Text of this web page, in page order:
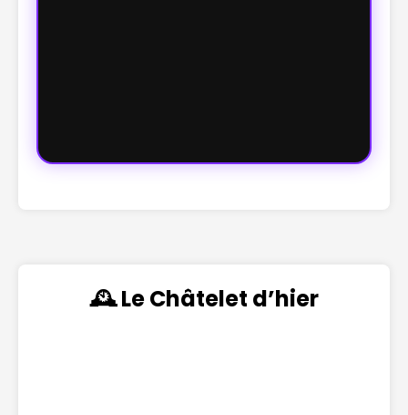
🕰️ Le Châtelet d’hier